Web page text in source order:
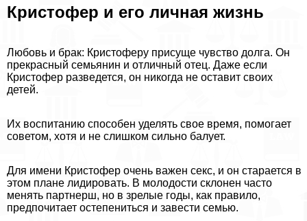
Кристофер и его личная жизнь
Любовь и бpaк: Кристоферу присуще чувство долга. Он
прекрасный семьянин и отличный отец. Даже если
Кристофер разведется, он никогда не оставит своих
детей.
Их воспитанию способен уделять свое время, помогает
советом, хотя и не слишком сильно балует.
Для имени Кристофер очень важен ceкc, и он старается в
этом плане лидировать. В молодости склонен часто
менять партнерш, но в зрелые годы, как правило,
предпочитает остепениться и завести семью.